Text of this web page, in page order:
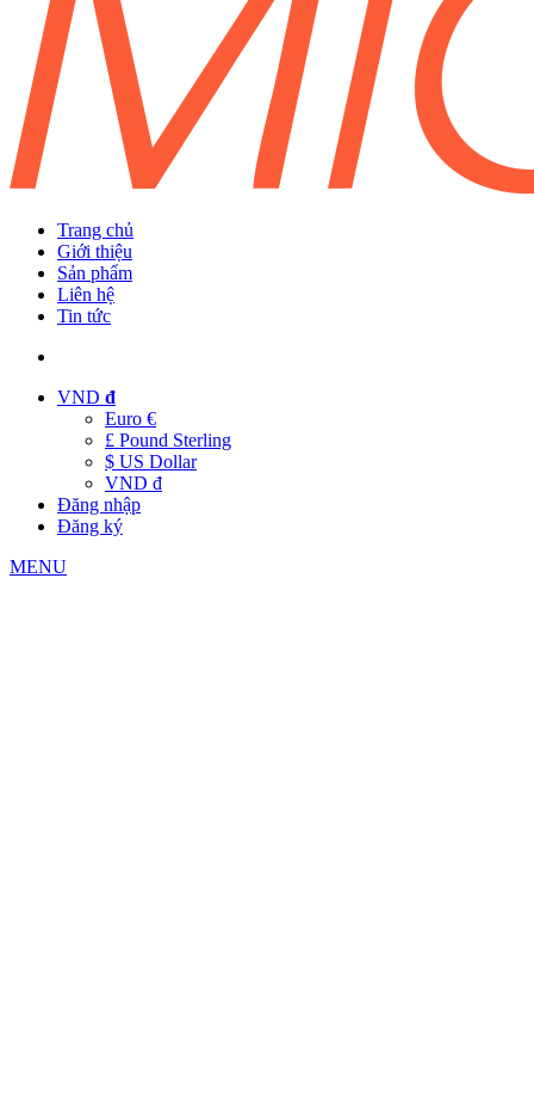
Trang chủ
Giới thiệu
Sản phẩm
Liên hệ
Tin tức
VND đ
Euro €
£ Pound Sterling
$ US Dollar
VND đ
Đăng nhập
Đăng ký
MENU